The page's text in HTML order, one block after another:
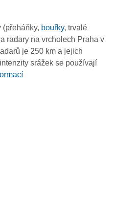
00:15
00:05
bouřky, trvalé
radary na vrcholech Praha v
je 250 km a jejich
srážek se používají